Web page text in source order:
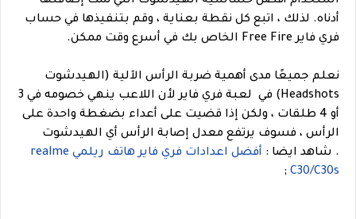
أدناه. لذلك ، اتبع كل نقطة بعناية ، وقم بتنفيذها في حساب
فري فاير Free Fire الخاص بك في أسرع وقت ممكن.
نعلم جميعًا مدى أهمية ضربة الرأس الآلية (الهيدشوت
Headshots) في لعبة فري فاير لأن اللاعب ينهي خصومه في 3
أو 4 طلقات ، ولكن إذا قضيت على أعداء بضغطة واحدة على
الرأس ، فسوف يرتفع معدل إصابة الرأس أي الهيدشوت
. شاهد ايضا :
أفضل اعدادات فري فاير هاتف ريلمي realme
C30/C30s
;